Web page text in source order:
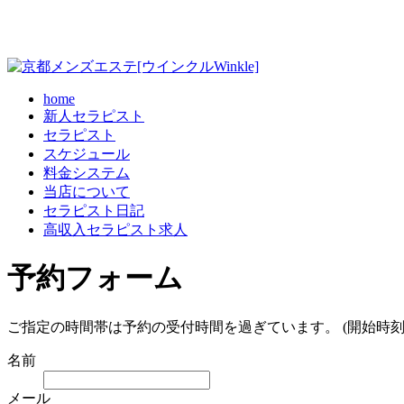
home
新人セラピスト
セラピスト
スケジュール
料金システム
当店について
セラピスト日記
高収入セラピスト求人
予約フォーム
ご指定の時間帯は予約の受付時間を過ぎています。 (開始時
名前
メール